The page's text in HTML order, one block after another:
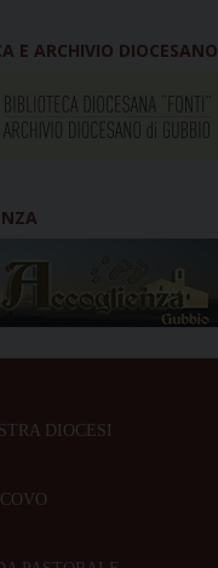
E ARCHIVIO DIOCESANO
DIOCESI